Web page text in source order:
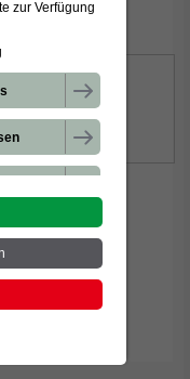
zur Verfügung